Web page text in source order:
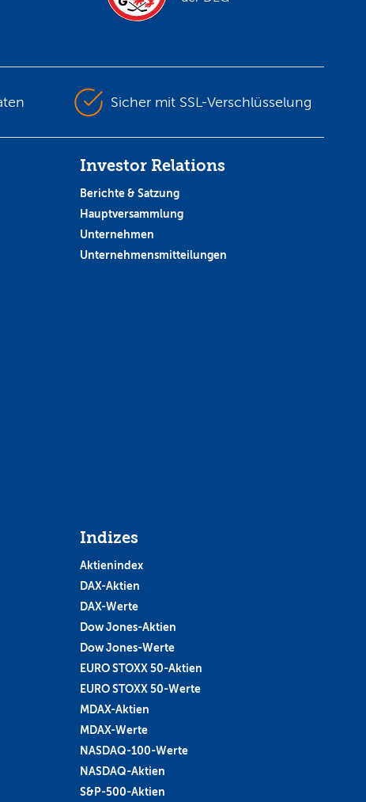
Sicher mit SSL-Verschlüsselung
Investor Relations
Berichte & Satzung
Hauptversammlung
Unternehmen
Unternehmensmitteilungen
Indizes
Aktienindex
DAX-Aktien
DAX-Werte
Dow Jones-Aktien
Dow Jones-Werte
EURO STOXX 50-Aktien
EURO STOXX 50-Werte
MDAX-Aktien
MDAX-Werte
NASDAQ-100-Werte
NASDAQ-Aktien
S&P-500-Aktien